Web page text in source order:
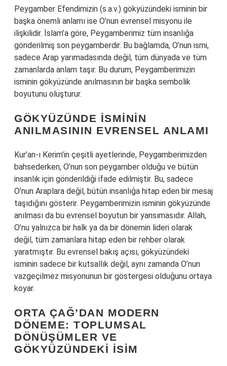
Peygamber Efendimizin (s.a.v.) gökyüzündeki isminin bir
başka önemli anlamı ise O’nun evrensel misyonu ile
ilişkilidir. İslam’a göre, Peygamberimiz tüm insanlığa
gönderilmiş son peygamberdir. Bu bağlamda, O’nun ismi,
sadece Arap yarımadasında değil, tüm dünyada ve tüm
zamanlarda anlam taşır. Bu durum, Peygamberimizin
isminin gökyüzünde anılmasının bir başka sembolik
boyutunu oluşturur.
GÖKYÜZÜNDE İSMININ
ANILMASININ EVRENSEL ANLAMI
Kur’an-ı Kerim’in çeşitli ayetlerinde, Peygamberimizden
bahsederken, O’nun son peygamber olduğu ve bütün
insanlık için gönderildiği ifade edilmiştir. Bu, sadece
O’nun Araplara değil, bütün insanlığa hitap eden bir mesaj
taşıdığını gösterir. Peygamberimizin isminin gökyüzünde
anılması da bu evrensel boyutun bir yansımasıdır. Allah,
O’nu yalnızca bir halk ya da bir dönemin lideri olarak
değil, tüm zamanlara hitap eden bir rehber olarak
yaratmıştır. Bu evrensel bakış açısı, gökyüzündeki
isminin sadece bir kutsallık değil, aynı zamanda O’nun
vazgeçilmez misyonunun bir göstergesi olduğunu ortaya
koyar.
ORTA ÇAĞ’DAN MODERN
DÖNEME: TOPLUMSAL
DÖNÜŞÜMLER VE
GÖKYÜZÜNDEKI İSIM